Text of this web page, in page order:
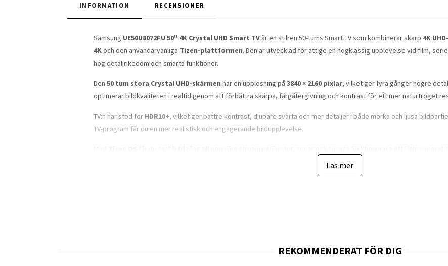
INFORMATION RECENSIONER
Samsung UE50U8072FU 50" 4K Crystal UHD Smart TV är en stilren 50-tums Smart TV som kombinerar skarp 4K
4Koch den användarvänliga Tizen-plattformen. Den är utvecklad för att ge en högklassig upplevelse vid film,
hög detaljrikedom och smarta funktioner.
Den 50 tum stora Crystal UHD-skärmen har en upplösning på 3840 × 2160 pixlar, vilket ger fyra gånger högre
optimerar bildkvaliteten i realtid genom att förbättra skärpa, färgåtergivning och kontrast för ett mer naturtroget
TV:n har stöd för HDR10+, vilket ger bättre kontrast, djupare svärta och mer detaljer i både mörka och ljusa
TV-program får du en mer realistisk och engagerande bildupplevelse.
, vilket gör det enkelt att ansluta till internet, trådlösa tillbehör och andra kompatibla enheter.
För dig som söker en modern 50-tums 4K Smart TV med hög bildkvalitet, smarta funktioner och breda
Läs mer